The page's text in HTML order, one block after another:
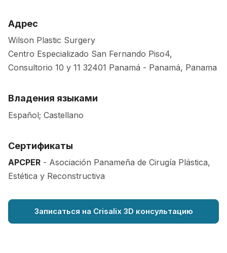
Адрес
Wilson Plastic Surgery
Centro Especializado San Fernando Piso4,
Consultorio 10 y 11 32401 Panamá - Panamá, Panama
Владения языками
Español; Castellano
Сертификаты
APCPER - Asociación Panameña de Cirugía Plástica,
Estética y Reconstructiva
Записаться на Crisalix 3D консультацию